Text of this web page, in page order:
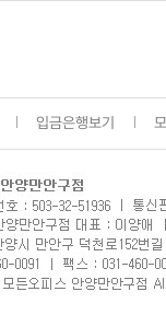
입금은행보기